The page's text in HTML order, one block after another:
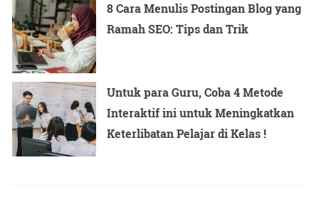
8 Cara Menulis Postingan Blog yang
Ramah SEO: Tips dan Trik
Untuk para Guru, Coba 4 Metode
Interaktif ini untuk Meningkatkan
Keterlibatan Pelajar di Kelas !